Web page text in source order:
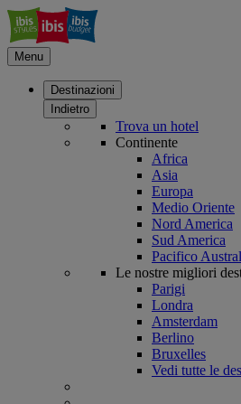
Menu
Destinazioni
Indietro
Trova un hotel
Continente
Africa
Asia
Europa
Medio Oriente
Nord America
Sud America
Pacifico
Le nostre migliori
Parigi
Londra
Amsterdam
Berlino
Bruxelles
Vedi tutte le